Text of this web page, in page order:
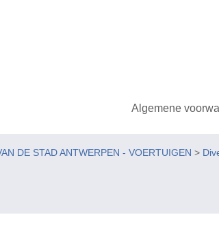
Algemene
DE STAD ANTWERPEN - VOERTUIGEN >